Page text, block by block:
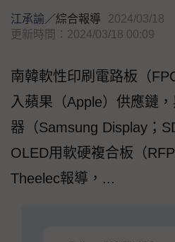
江承諭／綜合報導
2024/03/18
更新時間：2024/03/18 00:09
南韓軟性印刷電路板（
入蘋果（Apple）供應鏈
器（Samsung Display；
OLED用軟硬複合板（
Theelec報導，...